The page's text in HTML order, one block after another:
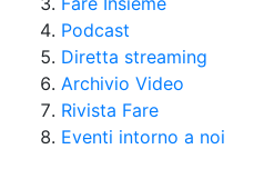
Podcast
Diretta streaming
Archivio Video
Rivista Fare
Eventi intorno a noi